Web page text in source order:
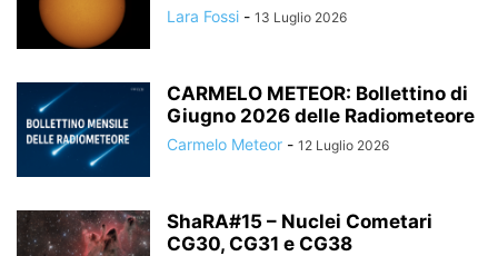
Lara Fossi - 13 Luglio 2026
CARMELO METEOR: Bollettino di
Giugno 2026 delle Radiometeore
Carmelo Meteor - 12 Luglio 2026
ShaRA#15 – Nuclei Cometari
CG30, CG31 e CG38